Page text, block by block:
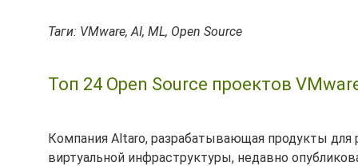
Таги: VMware, AI, ML, Open Source
Топ 24 Open Source проектов
Компания Altaro, разрабатывающая продукты для
виртуальной инфраструктуры, недавно